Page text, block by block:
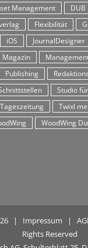
Management DUB
Flexibilität
iOS JournalDesigner
Magazin
Publishing
Studio
Tageszeitung Twixl
WoodWing
| Impressum |
Rights Reserved